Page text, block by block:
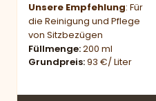
Unsere Empfehlung: Für
die Reinigung und Pflege
von Sitzbezügen
Füllmenge 200 ml
Grundpreis 93 €/ Liter